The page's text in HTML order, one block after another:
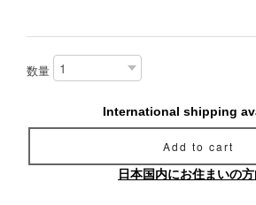
数量
International shipping
Add to cart
日本国内にお住まいの